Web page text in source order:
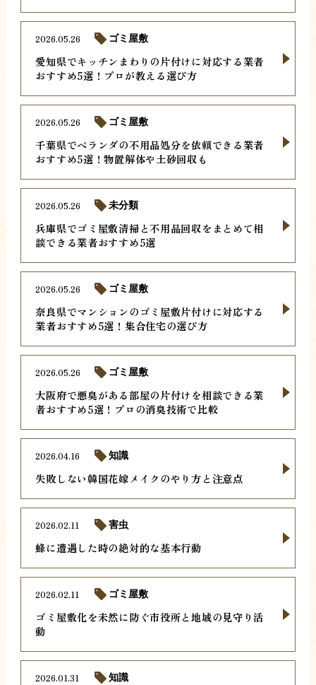
愛知県でキッチンまわりの片付けに対応する業者
おすすめ5選！プロが教える選び方
2026.05.26 ゴミ屋敷
千葉県でベランダの不用品処分を依頼できる業者
おすすめ5選！物置解体や土砂回収も
2026.05.26 ゴミ屋敷
兵庫県でゴミ屋敷清掃と不用品回収をまとめて相
談できる業者おすすめ5選
2026.05.26 未分類
奈良県でマンションのゴミ屋敷片付けに対応する
業者おすすめ5選！集合住宅の選び方
2026.05.26 ゴミ屋敷
大阪府で悪臭がある部屋の片付けを相談できる業
者おすすめ5選！プロの消臭技術で比較
2026.05.26 ゴミ屋敷
失敗しない韓国花嫁メイクのやり方と注意点
2026.04.16 知識
蜂に遭遇した時の絶対的な基本行動
2026.02.11 害虫
ゴミ屋敷化を未然に防ぐ市役所と地域の見守り活
動
2026.02.11 ゴミ屋敷
2026.01.31 知識